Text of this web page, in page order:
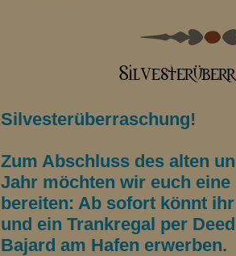
Silvesterüberraschung!
Zum Abschluss des alten
Jahr möchten wir euch eine
bereiten: Ab sofort könnt
und ein Trankregal per
Bajard am Hafen erwerben.